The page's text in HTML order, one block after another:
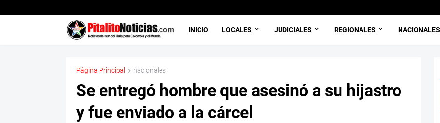
INICIO LOCALES JUDICIALES REGIONALES NACIONALES
Página Principal nacionales
Se entregó hombre que asesinó a su hijastro
y fue enviado a la cárcel